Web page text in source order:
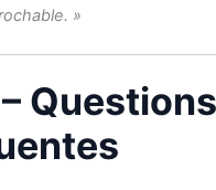
»
– Questions